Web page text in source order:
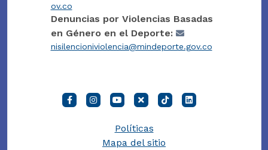
ov.co
Denuncias por Violencias Basadas
en Género en el Deporte:
nisilencioniviolencia@mindeporte.gov.co
Políticas
Mapa del sitio